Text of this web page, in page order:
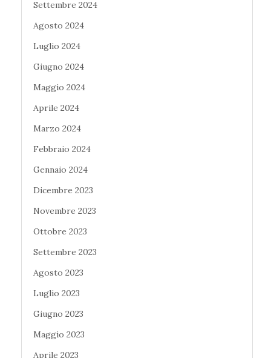
Settembre 2024
Agosto 2024
Luglio 2024
Giugno 2024
Maggio 2024
Aprile 2024
Marzo 2024
Febbraio 2024
Gennaio 2024
Dicembre 2023
Novembre 2023
Ottobre 2023
Settembre 2023
Agosto 2023
Luglio 2023
Giugno 2023
Maggio 2023
Aprile 2023